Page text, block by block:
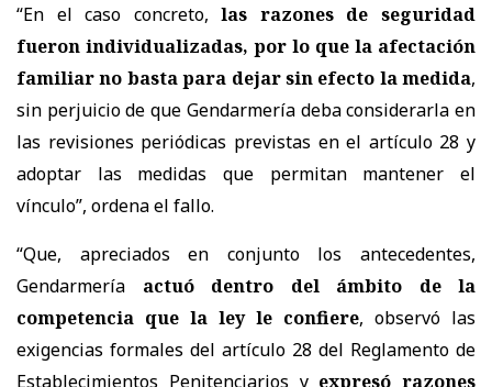
“En el caso concreto,las razones de seguridad
fueron individualizadas, por lo que la afectación
familiar no basta para dejar sin efecto la medida,
sin perjuicio de que Gendarmería deba considerarla en
las revisiones periódicas previstas en el artículo 28 y
adoptar las medidas que permitan mantener el
vínculo”, ordena el fallo.
“Que, apreciados en conjunto los antecedentes,
Gendarmería actuó dentro del ámbito de la
competencia que la ley le confiere, observó las
exigencias formales del artículo 28 del Reglamento de
Establecimientos Penitenciarios y expresó razones